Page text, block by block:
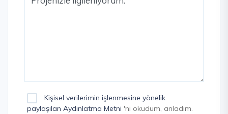
Kişisel verilerimin işlenmesine yönelik
paylaşılan Aydınlatma Metni 'ni okudum, anladım.